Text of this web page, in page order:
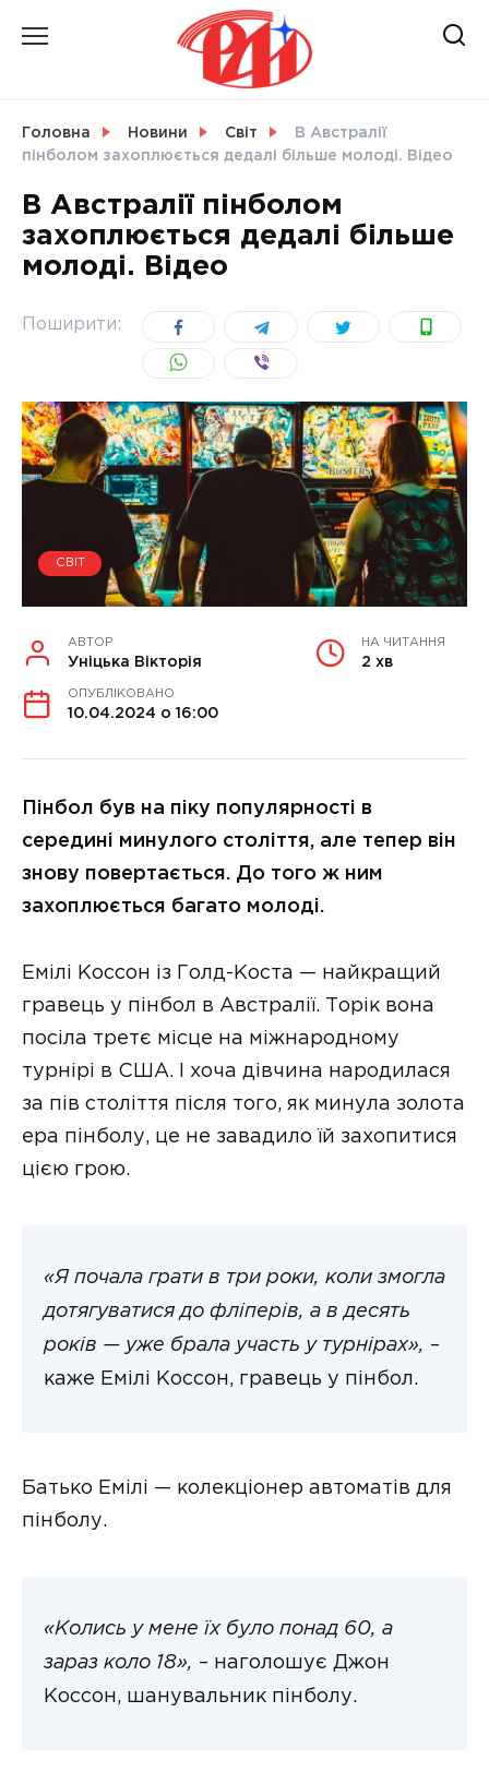
Головна Новини Світ
В Австралії
пінболом захоплюється дедалі більше молоді. Відео
В Австралії пінболом
захоплюється дедалі більше
молоді. Відео
Поширити:
СВІТ
АВТОР
Уніцька Вікторія
НА ЧИТАННЯ
2 хв
ОПУБЛІКОВАНО
10.04.2024 о 16:00
Пінбол був на піку популярності в
середині минулого століття, але тепер він
знову повертається. До того ж ним
захоплюється багато молоді.
Емілі Коссон із Голд-Коста — найкращий
гравець у пінбол в Австралії. Торік вона
посіла третє місце на міжнародному
турнірі в США. І хоча дівчина народилася
за пів століття після того, як минула золота
ера пінболу, це не завадило їй захопитися
цією грою.
«Я почала грати в три роки, коли змогла
дотягуватися до фліперів, а в десять
років — уже брала участь у турнірах», –
каже Емілі Коссон, гравець у пінбол.
Батько Емілі — колекціонер автоматів для
пінболу.
«Колись у мене їх було понад 60, а
зараз коло 18», – наголошує Джон
Коссон, шанувальник пінболу.